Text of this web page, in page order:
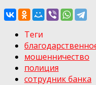
Теги
мошенничество
полиция
сотрудник банка